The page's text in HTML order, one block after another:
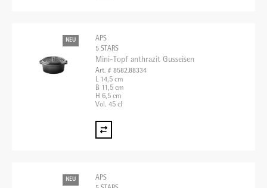
NEU
APS
5 STARS
Mini-Topf anthrazit Gusseisen
Art. # 8582.88334
L 14,5 cm
B 11,5 cm
H 6,5 cm
Vol. 45 cl
NEU
APS